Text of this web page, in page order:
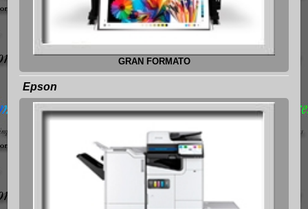
GRAN FORMATO
Epson